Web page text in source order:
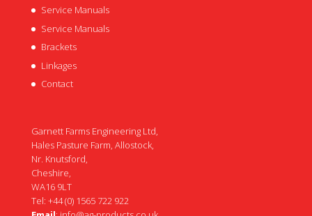
Service Manuals
Service Manuals
Brackets
Linkages
Contact
Garnett Farms Engineering Ltd,
Hales Pasture Farm, Allostock,
Nr. Knutsford,
Cheshire,
WA16 9LT
Tel: +44 (0) 1565 722 922